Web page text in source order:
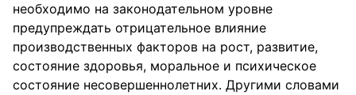
необходимо на законодательном уровне
предупреждать отрицательное влияние
производственных факторов на рост, развитие,
состояние здоровья, моральное и психическое
состояние несовершеннолетних. Другими словами